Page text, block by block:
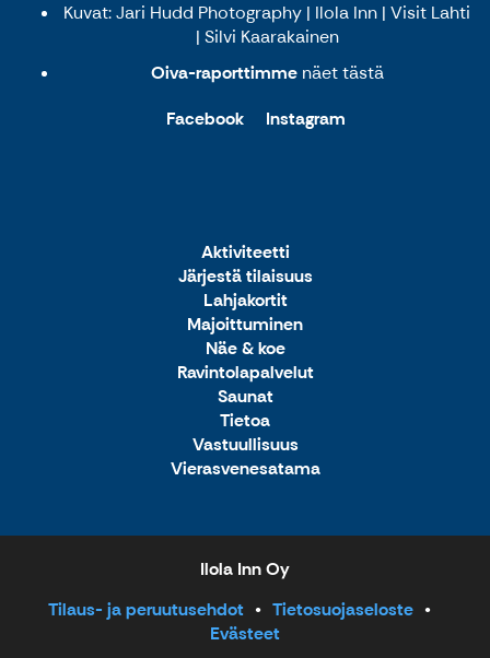
Kuvat: Jari Hudd Photography | Ilola Inn | Visit Lahti
| Silvi Kaarakainen
Oiva-raporttimmenäettästä
Facebook
Instagram
Aktiviteetti
Järjestä tilaisuus
Lahjakortit
Majoittuminen
Näe & koe
Ravintolapalvelut
Saunat
Tietoa
Vastuullisuus
Vierasvenesatama
Ilola Inn Oy
Tilaus- ja peruutusehdot
Tietosuojaseloste
Evästeet